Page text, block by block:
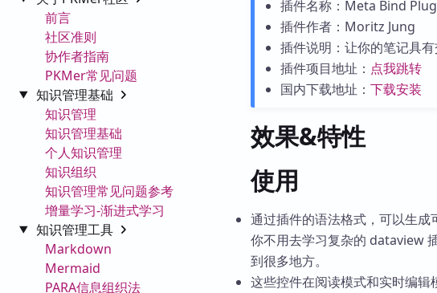
前言
社区准则
协作者指南
PKMer常见问题
知识管理基础
知识管理
知识管理基础
个人知识管理
知识组织
知识管理常见问题参考
增量学习-渐进式学习
知识管理工具
Markdown
Mermaid
PARA信息组织法
插件名称：Meta Bind
插件作者：Moritz Jung
插件说明：让你的笔记具
插件项目地址： 点我跳转
国内下载地址： 下载安装
效果&特性
使用
通过插件的语法格式，可以生成
你不用去学习复杂的 dataview
到很多地方。
这些控件在阅读模式和实时编辑